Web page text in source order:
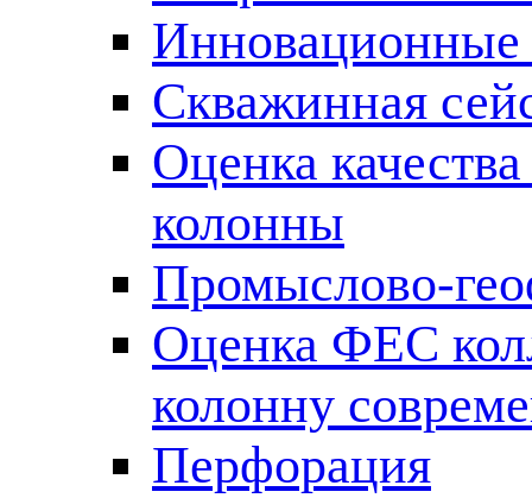
Инновационные
Скважинная
Оценка
колонны
Промыслово-
Оценка ФЕС
колонну
Перфорация